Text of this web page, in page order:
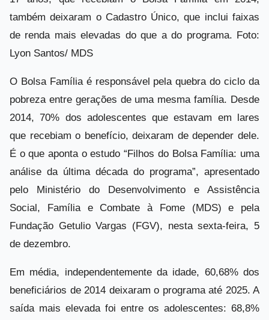
também deixaram o Cadastro Único, que inclui faixas
de renda mais elevadas do que a do programa. Foto:
Lyon Santos/ MDS
O Bolsa Família é responsável pela quebra do ciclo da
pobreza entre gerações de uma mesma família. Desde
2014, 70% dos adolescentes que estavam em lares
que recebiam o benefício, deixaram de depender dele.
É o que aponta o estudo “Filhos do Bolsa Família: uma
análise da última década do programa”, apresentado
pelo Ministério do Desenvolvimento e Assistência
Social, Família e Combate à Fome (MDS) e pela
Fundação Getulio Vargas (FGV), nesta sexta-feira, 5
de dezembro.
Em média, independentemente da idade, 60,68% dos
beneficiários de 2014 deixaram o programa até 2025. A
saída mais elevada foi entre os adolescentes: 68,8%